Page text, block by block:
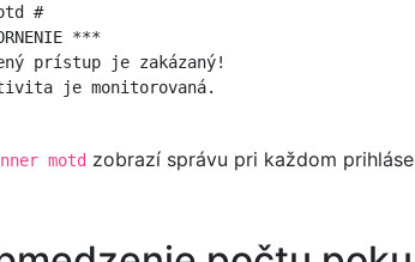
#
***
prístup je zakázaný!
je monitorovaná.
motd zobrazí správu pri každom